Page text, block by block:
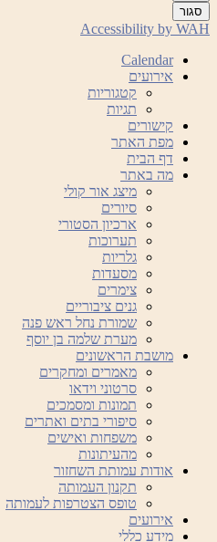
סגור
Accessibility by WAH
Calendar
אירועים
קטגוריות
תגיות
קישורים
מפת האתר
דף הבית
מה באתר
מיצג אור קולי
סיורים
ארכיון הסטורי
תערוכות
גלריות
מסעדות
צימרים
גנים ציבוריים
שמורת נחל ראש פנה
מערת שלמה בן יוסף
מושבת הראשונים
מאמרים ומחקרים
סרטוני וידאו
תמונות ומסמכים
סיפורי בתים ואתרים
משפחות ואישים
מהעיתונות
אודות עמותת השחזור
תקנון העמותה
טופס הצטרפות לעמותה
אירועים
מידע כללי